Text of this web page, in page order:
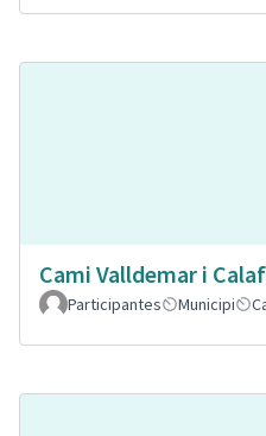
Cami Valldemar i
Participantes
Municipi